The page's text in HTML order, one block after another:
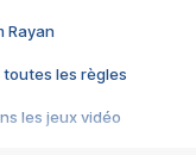
Rayan
toutes les règles
les jeux vidéo